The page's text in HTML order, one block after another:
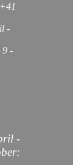
-
9 -
-